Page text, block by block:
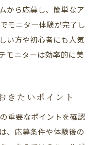
から応募し、簡単なア
モニター体験が完了し
い方や初心者にも人気
モニターは効率的に美
きたいポイント
重要なポイントを確認
、応募条件や体験後の